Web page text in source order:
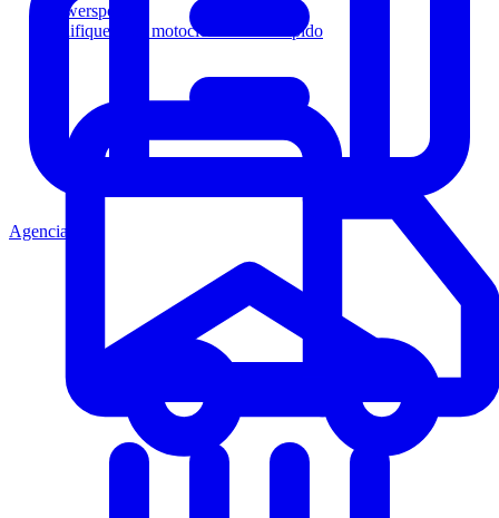
Powersports
Califique a los motociclistas más rápido
Agencia